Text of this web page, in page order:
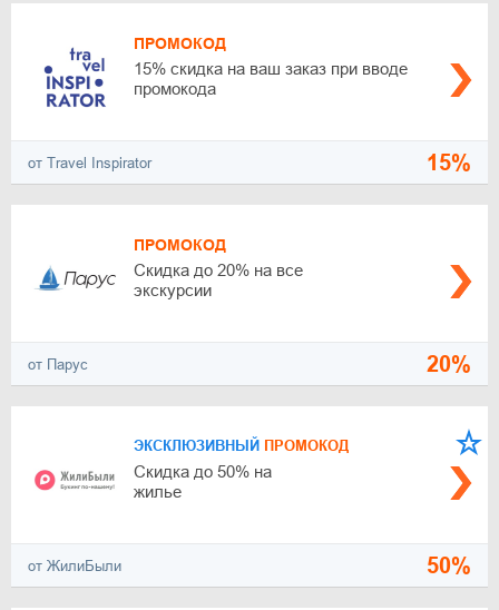
ПРОМОКОД
15% скидка на ваш заказ при вводе
промокода
от Travel Inspirator 15%
ПРОМОКОД
Скидка до 20% на все
экскурсии
от Парус 20%
ЭКСКЛЮЗИВНЫЙ ПРОМОКОД
Скидка до 50% на
жилье
от ЖилиБыли 50%